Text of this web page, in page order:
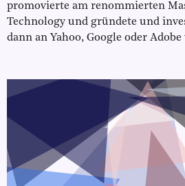
promovierte am renommierten
Technology und gründete und
dann an Yahoo, Google oder